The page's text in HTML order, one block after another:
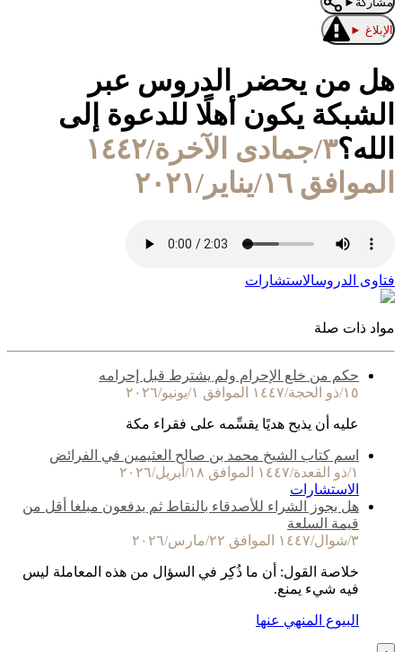
الإبلاغ ►
هل من يحضر الدروس عبر
الشبكة يكون أهلًا للدعوة إلى
الله؟
٣/جمادى الآخرة/١٤٤٢
الموافق ١٦/يناير/٢٠٢١
فتاوى الدروسالاستشارات
مواد ذات صلة
حكم من خلع الإحرام ولم يشترط قبل إحرامه
١٥/ذو الحجة/١٤٤٧ الموافق ١/يونيو/٢٠٢٦
عليه أن يذبح هديًا يقسِّمه على فقراء مكة
اسم كتاب الشيخ محمد بن صالح العثيمين في الفرائض
١/ذو القعدة/١٤٤٧ الموافق ١٨/أبريل/٢٠٢٦
الاستشارات
هل يجوز الشراء للأصدقاء بالنقاط ثم يدفعون مبلغا أقل من
قيمة السلعة
٣/شوال/١٤٤٧ الموافق ٢٢/مارس/٢٠٢٦
خلاصة القول: أن ما ذُكِر في السؤال من هذه المعاملة ليس
فيه شيء يمنع.
البيوع المنهي عنها